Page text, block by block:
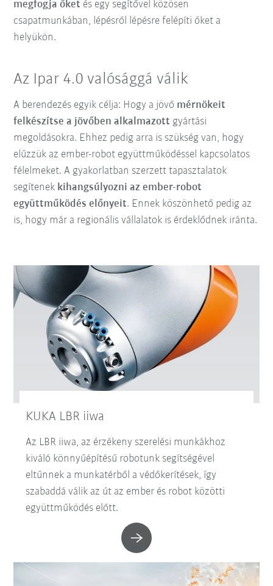
megfogja őket és egy segítővel közösen
csapatmunkában, lépésről lépésre felépíti őket a
helyükön.
Az Ipar 4.0 valósággá válik
A berendezés egyik célja: Hogy a jövő mérnökeit
felkészítse a jövőben alkalmazott gyártási
megoldásokra. Ehhez pedig arra is szükség van, hogy
elűzzük az ember-robot együttműködéssel kapcsolatos
félelmeket. A gyakorlatban szerzett tapasztalatok
segítenek kihangsúlyozni az ember-robot
együttműködés előnyeit. Ennek köszönhető pedig az
is, hogy már a regionális vállalatok is érdeklődnek iránta.
KUKA LBR iiwa
Az LBR iiwa, az érzékeny szerelési munkákhoz
kiváló könnyűépítésű robotunk segítségével
eltűnnek a munkatérből a védőkerítések, így
szabaddá válik az út az ember és robot közötti
együttműködés előtt.